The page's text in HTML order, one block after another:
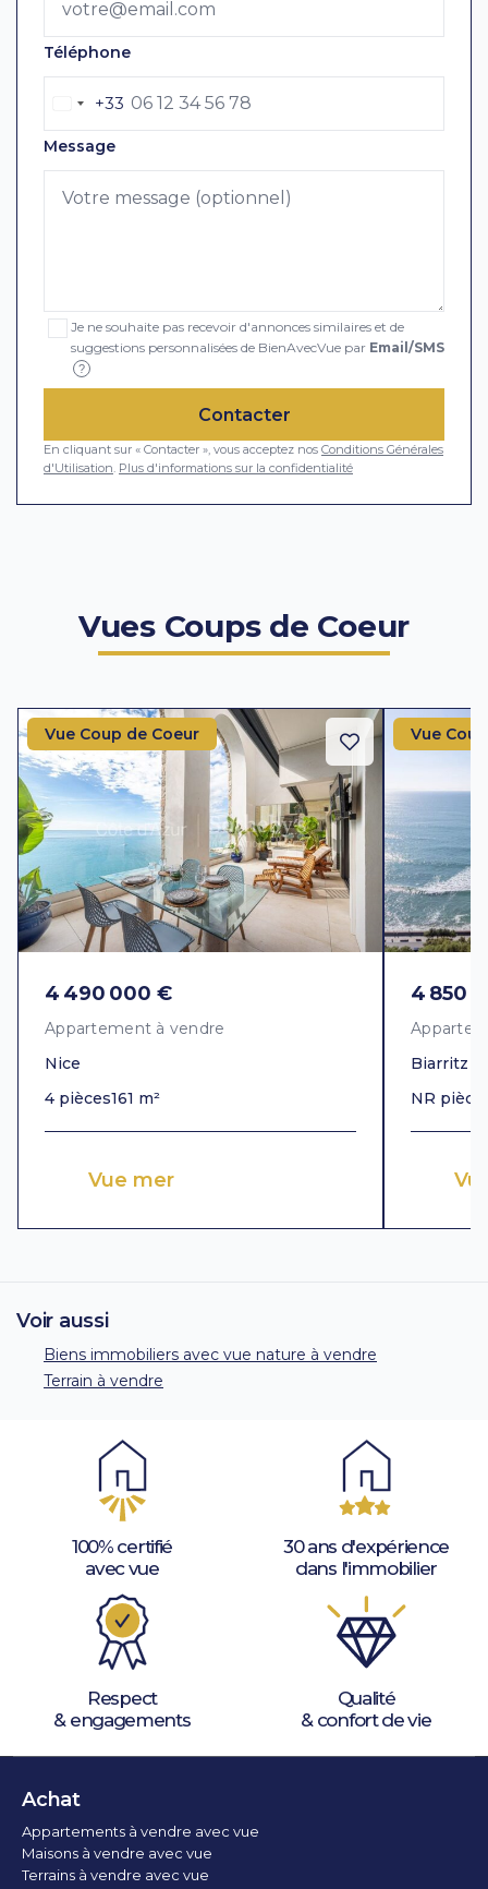
Téléphone
+33
Message
Je ne souhaite pas recevoir d'annonces similaires et de
suggestions personnalisées de BienAvecVue par Email/SMS
?
Contacter
En cliquant sur « Contacter », vous acceptez nos Conditions Générales
d'Utilisation. Plus d'informations sur la confidentialité
Vues Coups de Coeur
Vue Coup de Coeur
4 490 000 €
Appartement à vendre
Nice
4 pièces161 m²
Vue mer
Vue
4 850
Biarritz
NR pièce
Voir aussi
Biens immobiliers avec vue nature à vendre
Terrain à vendre
100% certifié
avec vue
30 ans d'expérience
dans l'immobilier
Respect
& engagements
Qualité
& confort de vie
Achat
Appartements à vendre avec vue
Maisons à vendre avec vue
Terrains à vendre avec vue